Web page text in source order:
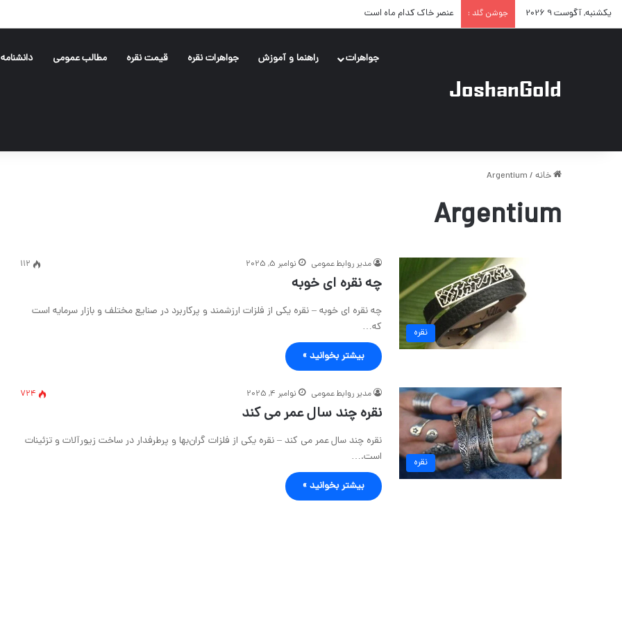
یکشنبه, آگوست 9 2026 جوشن گلد : عنصر خاک کدام ماه است
جواهرات راهنما و آموزش جواهرات نقره قیمت نقره مطالب عمومی دانشنامه
خانه /
Argentium
Argentium
نقره
مدیر روابط عمومی نوامبر 5, 2025 112
چه نقره ای خوبه
چه نقره ای خوبه – نقره یکی از فلزات ارزشمند و پرکاربرد در صنایع مختلف و بازار سرمایه است
که…
بیشتر بخوانید »
نقره
مدیر روابط عمومی نوامبر 4, 2025 724
نقره چند سال عمر می کند
نقره چند سال عمر می کند – نقره یکی از فلزات گران‌بها و پرطرفدار در ساخت زیورآلات و تزئینات
است.…
بیشتر بخوانید »